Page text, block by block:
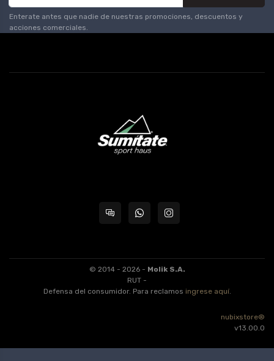
Enterate antes que nadie de nuestras promociones, descuentos y
acciones comerciales.
© 2014 - 2026 - Molik S.A.
RUT -
Defensa del consumidor. Para reclamos ingrese aquí.
nubixstore®
v13.00.0